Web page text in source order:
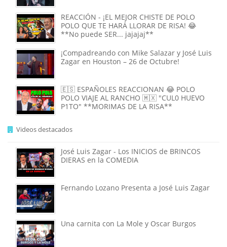
REACCIÓN - ¡EL MEJOR CHISTE DE POLO
POLO QUE TE HARÁ LLORAR DE RISA! 😂
**No puede SER... jajajaj**
¡Compadreando con Mike Salazar y José Luis
Zagar en Houston – 26 de Octubre!
🇪🇸 ESPAÑOLES REACCIONAN 😂 POLO
POLO VIAJE AL RANCHO 🇲🇽 "CUL0 HUEVO
P1TO" **MORIMAS DE LA RISA**
Videos destacados
José Luis Zagar - Los INICIOS de BRINCOS
DIERAS en la COMEDIA
Fernando Lozano Presenta a José Luis Zagar
Una carnita con La Mole y Oscar Burgos